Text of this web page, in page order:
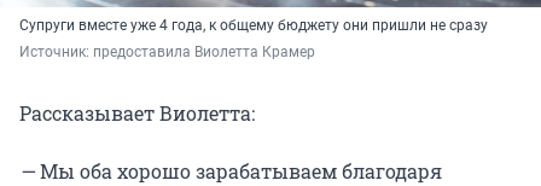
Супруги вместе уже 4 года, к общему бюджету они пришли не сразу
Источник: предоставила Виолетта Крамер
Рассказывает Виолетта:
—Мы оба хорошо зарабатываем благодаря